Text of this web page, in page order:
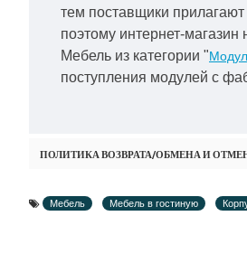
тем поставщики
поэтому интернет-магазин
Мебель из категории "
поступления модулей с
ПОЛИТИКА ВОЗВРАТА/ОБМЕНА И
Мебель Мебель в гостиную